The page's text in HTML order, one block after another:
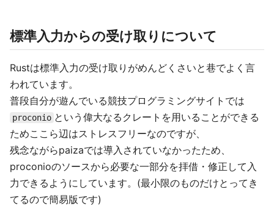
標準入力からの受け取りについて
Rustは標準入力の受け取りがめんどくさいと巷でよく言
われています。
普段自分が遊んでいる競技プログラミングサイトでは
proconio という偉大なるクレートを用いることができる
ためここら辺はストレスフリーなのですが、
残念ながらpaizaでは導入されていなかったため、
proconioのソースから必要な一部分を拝借・修正して入
力できるようにしています。(最小限のものだけとってき
てるので簡易版です)